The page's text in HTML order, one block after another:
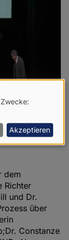
dem
Richter
und Dr.
über
Constanze
Akzeptieren